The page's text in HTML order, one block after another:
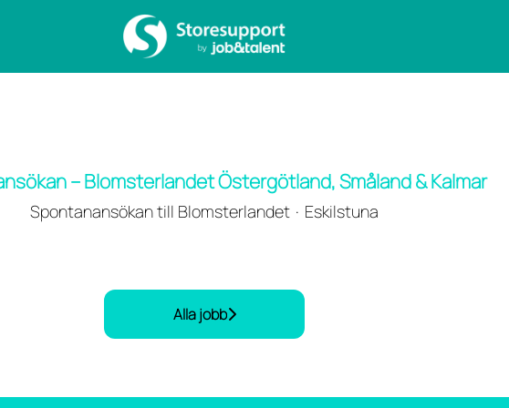
– Blomsterlandet Östergötland, Småland & Kalmar
Spontanansökan till Blomsterlandet · Eskilstuna
Alla jobb